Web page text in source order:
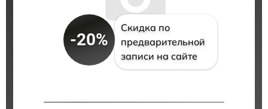
-20%
Скидка по
предварительной
записи на сайте